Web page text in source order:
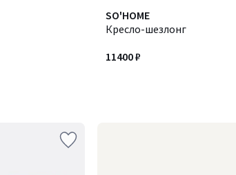
SO'HOME
Кресло-шезлонг
11400 ₽